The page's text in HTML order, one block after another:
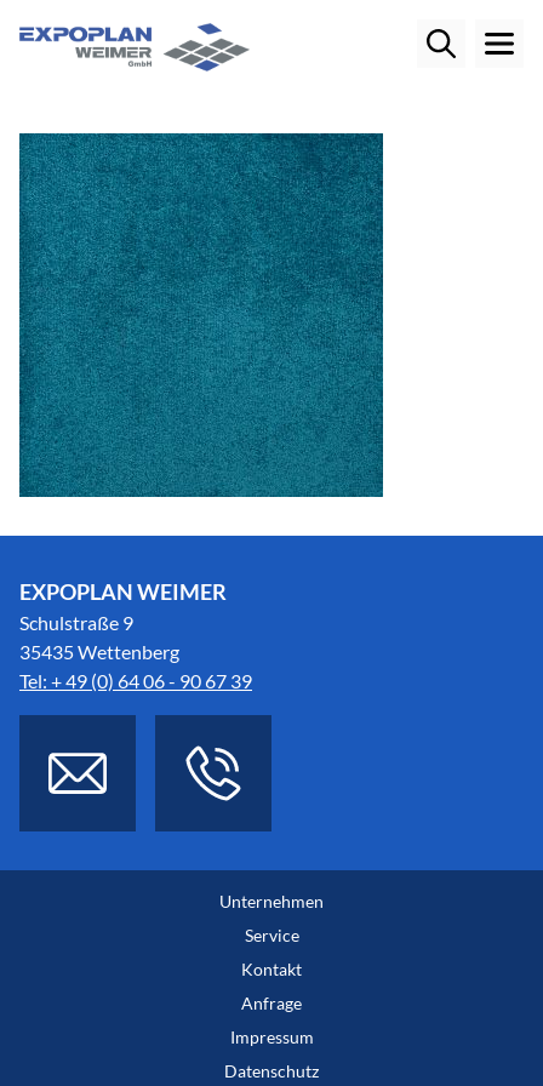
EXPOPLAN WEIMER
Schulstraße 9
35435 Wettenberg
Tel: + 49 (0) 64 06 - 90 67 39
Unternehmen
Service
Kontakt
Anfrage
Impressum
Datenschutz